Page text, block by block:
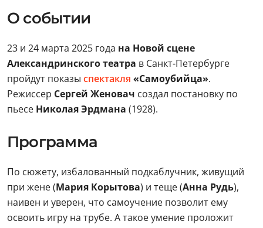
О событии
23 и 24 марта 2025 года на Новой сцене
Александринского театра в Санкт-Петербурге
пройдут показы спектакля «Самоубийца».
Режиссер Сергей Женовач создал постановку по
пьесе Николая Эрдмана (1928).
Программа
По сюжету, избалованный подкаблучник, живущий
при жене (Мария Корытова) и теще (Анна Рудь),
наивен и уверен, что самоучение позволит ему
освоить игру на трубе. А такое умение проложит